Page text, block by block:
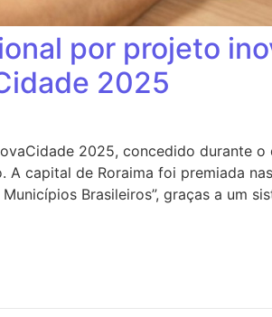
por projeto
2025
2025, concedido durante
capital de Roraima foi premiada
Brasileiros”, graças a um